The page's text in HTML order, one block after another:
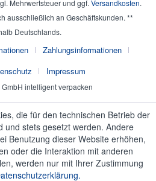
Mehrwertsteuer und ggf. Versandkosten.
ausschließlich an Geschäftskunden. **
Deutschlands.
Zahlungsinformationen
Impressum
intelligent verpacken
die für den technischen Betrieb der
und stets gesetzt werden. Andere
Benutzung dieser Website erhöhen,
oder die Interaktion mit anderen
werden nur mit Ihrer Zustimmung